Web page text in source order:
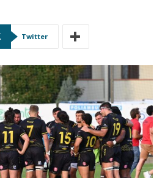
Twitter